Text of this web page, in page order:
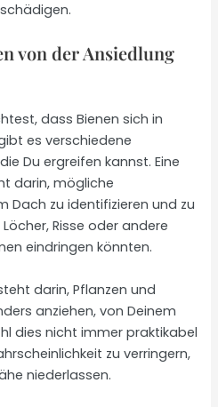
von der Ansiedlung
dass Bienen sich in
es verschiedene
Du ergreifen kannst. Eine
darin, mögliche
Dach zu identifizieren und zu
Risse oder andere
eindringen könnten.
darin, Pflanzen und
anziehen, von Deinem
dies nicht immer praktikabel
zu verringern,
niederlassen.